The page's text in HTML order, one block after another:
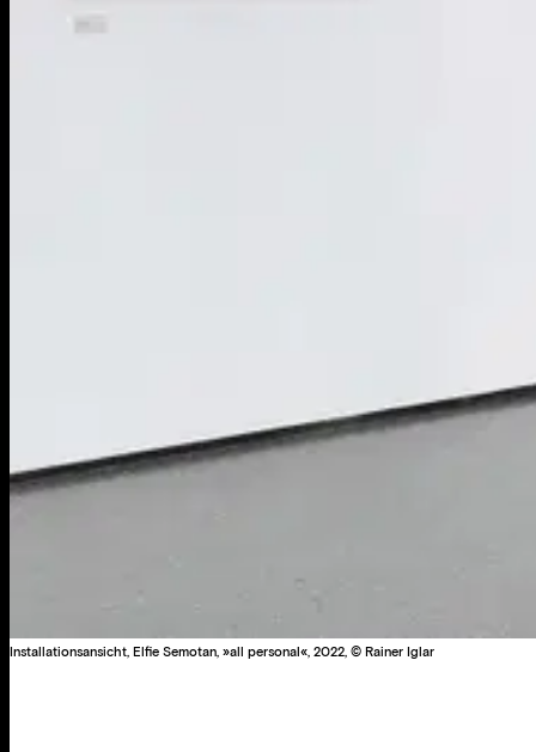
Installationsansicht, Elfie Semotan, »all personal«, 2022, © Rainer Iglar